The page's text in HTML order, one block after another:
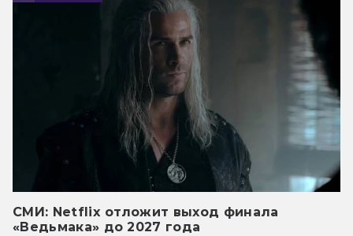
СМИ: Netflix отложит выход финала
«Ведьмака» до 2027 года